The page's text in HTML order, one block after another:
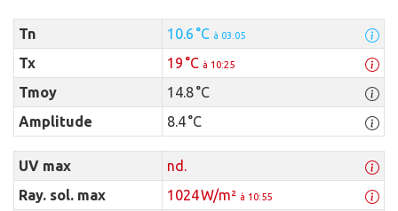
Tn 10.6 °C à 03:05
Tx 19 °C à 10:25
Tmoy
14.8 °C
Amplitude
8.4 °C
UV max
nd.
Ray. sol. max
1024 W/m² à 10:55